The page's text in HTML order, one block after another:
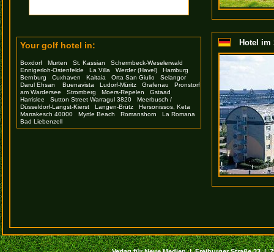
Your golf hotel in:
Boxdorf Murten St. Kassian
Schermbeck-Weselerwald
Ennigerloh-Ostenfelde
La Villa Werder (Havel)
Hamburg
Bernburg
Cuxhaven Kaitaia Orta San Giulio
Selangor
Darul Ehsan
Buenavista Ludorf-Müritz Grafenau
Pronstorf
am Wardersee
Stromberg Moers-Repelen
Gstaad
Harrislee
Sutton Street Warragul 3820
Meerbusch /
Düsseldorf-Langst-Kierst
Langen-Brütz
Hersonissos, Keta
Marrakesch 40000
Myrtle Beach Romanshorn
La Romana
Bad Liebenzell
Hotel im